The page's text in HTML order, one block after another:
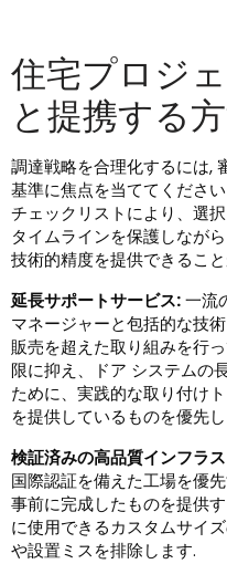
住宅プロジ
と提携する
調達戦略を合理化するには,
基準に焦点を当ててください
チェックリストにより、選
タイムラインを保護しなが
技術的精度を提供できるこ
延長サポートサービス:一流
マネージャーと包括的な技
販売を超えた取り組みを行
限に抑え、ドア システムの
ために、実践的な取り付け
を提供しているものを優先
検証済みの高品質インフラ
国際認証を備えた工場を優
事前に完成したものを提供
に使用できるカスタムサイ
や設置ミスを排除します.